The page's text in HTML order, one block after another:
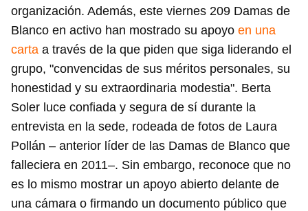
organización. Además, este viernes 209 Damas de
Blanco en activo han mostrado su apoyo en una
carta a través de la que piden que siga liderando el
grupo, "convencidas de sus méritos personales, su
honestidad y su extraordinaria modestia". Berta
Soler luce confiada y segura de sí durante la
entrevista en la sede, rodeada de fotos de Laura
Pollán – anterior líder de las Damas de Blanco que
falleciera en 2011–. Sin embargo, reconoce que no
es lo mismo mostrar un apoyo abierto delante de
una cámara o firmando un documento público que